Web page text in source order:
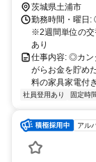
茨城県土浦市
勤務時間・曜日
※2週間単位の交
あり
仕事内容: ◎カン
がらお金を貯め
料の家具家電付
社員登用あり 固定時
アル